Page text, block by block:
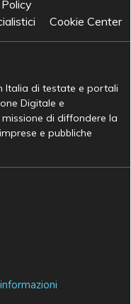
Cookie Center
Italia di testate e portali
Digitale e
di diffondere la
e pubbliche